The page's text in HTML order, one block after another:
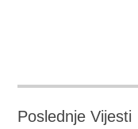
Poslednje Vijesti